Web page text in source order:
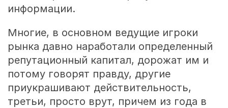
информации.
Многие, в основном ведущие игроки
рынка давно наработали определенный
репутационный капитал, дорожат им и
потому говорят правду, другие
приукрашивают действительность,
третьи, просто врут, причем из года в